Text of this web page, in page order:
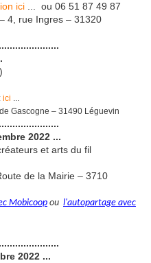
ici
... ou 06 51 87 49 87
4, rue Ingres – 31320
ici ...
Gascogne – 31490 Léguevin
2022 ...
et arts du fil
de la Mairie – 3710
Mobicoop ou l'autopartage avec
2022 ...